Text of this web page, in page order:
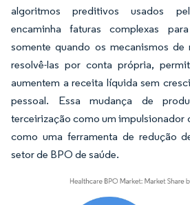
algoritmos preditivos usados
encaminha faturas complexas
somente quando os mecanismos de
resolvê-las por conta própria,
aumentem a receita líquida sem
pessoal. Essa mudança de
terceirização como um impulsionador
como uma ferramenta de redução
setor de BPO de saúde.